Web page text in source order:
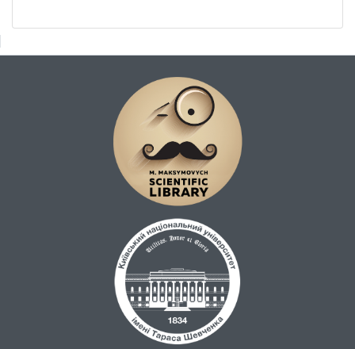
господарювання, які сформовані на основі
відомостей оперативного,
бухгалтерського, статистичного обліку та
використовуються для подальшої
розробки і прийняття ефективних
управлінських рішень), що дало змогу
розширити інформаційні межі цього
поняття та обґрунтувати напрям її
інформаційних потреб користувачів та
сфер використання було виокремлено
окремі класифікації видів і форм носіїв
облікової інформації підприємства.
Обґрунтування змісту стандартизації
облікової інформації в контексті розробки
внутрішнього стандарту з інтеграції